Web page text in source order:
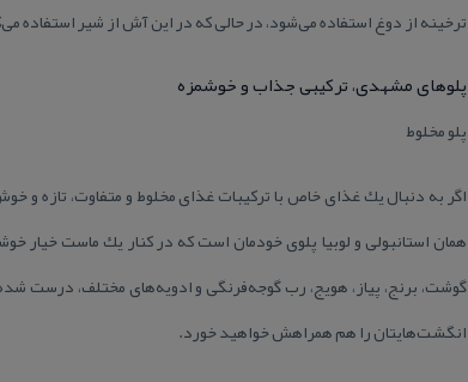
ترخینه از دوغ استفاده می‌شود، در حالی كه در این آش از شیر استفاده
پلوهای مشهدی، تركیبی جذاب و خوشمزه
پلو مخلوط
اگر به دنبال یك غذای خاص با تركیبات غذای مخلوط و متفاوت، تازه و
همان استانبولی و لوبیا پلوی خودمان است كه در كنار یك ماست خیار
گوشت، برنج، پیاز، هویج، رب گوجه‌فرنگی و ادویه‌های مختلف، درست
انگشت‌هایتان را هم همراهش خواهید خورد.